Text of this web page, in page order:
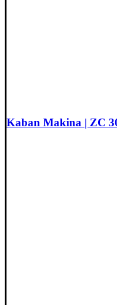
Kaban Makina | ZC